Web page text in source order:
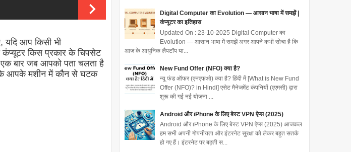
यदि आप किसी भी
कंप्यूटर किस प्रकार के चिपसेट
एक बार जब आपको पता चलता है
कि आपके मशीन में कौन से घटक
Digital Computer का Evolution — आसान भाषा में समझें |
कंप्यूटर का इतिहास
Updated On : 23-10-2025 Digital Computer का
Evolution — आसान भाषा में समझें अगर आपने कभी सोचा है कि
आज के आधुनिक लैपटॉप या...
New Fund Offer (NFO) क्या है?
न्यू फंड ऑफर (एनएफओ) क्या है? हिंदी में [What is New Fund
Offer (NFO)? in Hindi] एसेट मैनेजमेंट कंपनियों (एएमसी) द्वारा
शुरू की गई नई योजना ...
Android और iPhone के लिए बेस्ट VPN ऐप्स (2025)
Android और iPhone के लिए बेस्ट VPN ऐप्स (2025) आजकल
हम सभी अपनी गोपनीयता और इंटरनेट सुरक्षा को लेकर बहुत सतर्क
हो गए हैं। इंटरनेट पर बढ़ती स...